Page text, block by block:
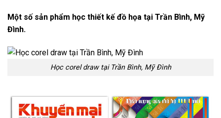
Một số sản phẩm học thiết kế đồ họa tại Trần Bình, Mỹ
Đình.
Học corel draw tại Trần Bình, Mỹ Đình